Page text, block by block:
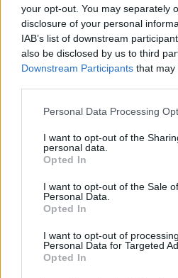
your opt-out. You may separately
disclosure of your personal
IAB’s list of downstream
also be disclosed by us to third
Downstream Participants that may
Personal Data Processing
I want to opt-out of the
personal data.
Opted In
I want to opt-out of the Sale
Personal Data.
Opted In
I want to opt-out of
Personal Data for Targeted
Opted In
Ελληνίδα ηθοποιός
το bachelorette πάρτι της
@31-07-2023